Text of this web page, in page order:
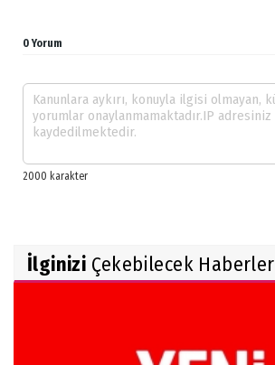
0 Yorum
İlginizi Çekebilecek Haberler